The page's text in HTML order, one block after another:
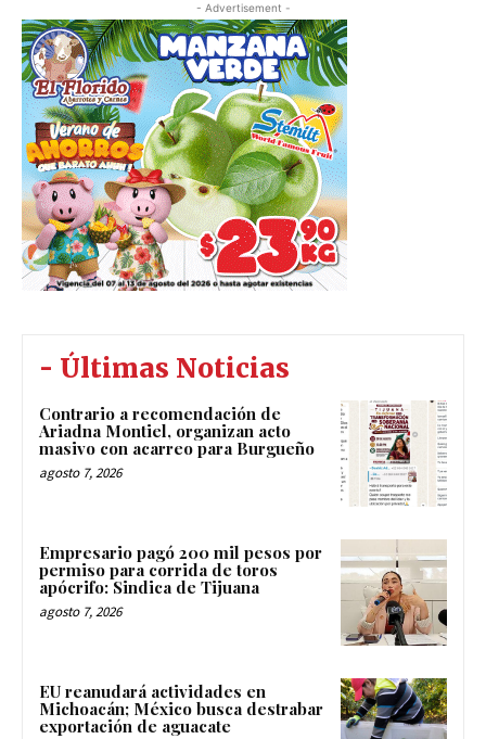
- Advertisement -
- Últimas Noticias
Contrario a recomendación de
Ariadna Montiel, organizan acto
masivo con acarreo para Burgueño
agosto 7, 2026
Empresario pagó 200 mil pesos por
permiso para corrida de toros
apócrifo: Sindica de Tijuana
agosto 7, 2026
EU reanudará actividades en
Michoacán; México busca destrabar
exportación de aguacate